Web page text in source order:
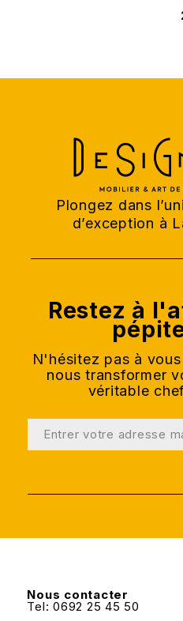
Plongez dans
d’exception à
Restez à
N'hésitez pas à
nous transformer
véritable
Nous contacter
Tel: 0692 25 45 50